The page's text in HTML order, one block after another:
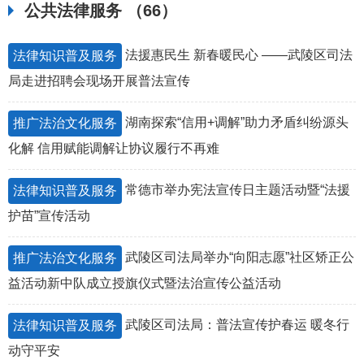
公共法律服务 （66）
法律知识普及服务
法援惠民生 新春暖民心 ——武陵区司法
局走进招聘会现场开展普法宣传
推广法治文化服务
湖南探索“信用+调解”助力矛盾纠纷源头
化解 信用赋能调解让协议履行不再难
法律知识普及服务
常德市举办宪法宣传日主题活动暨“法援
护苗”宣传活动
推广法治文化服务
武陵区司法局举办“向阳志愿”社区矫正公
益活动新中队成立授旗仪式暨法治宣传公益活动
法律知识普及服务
武陵区司法局：普法宣传护春运 暖冬行
动守平安